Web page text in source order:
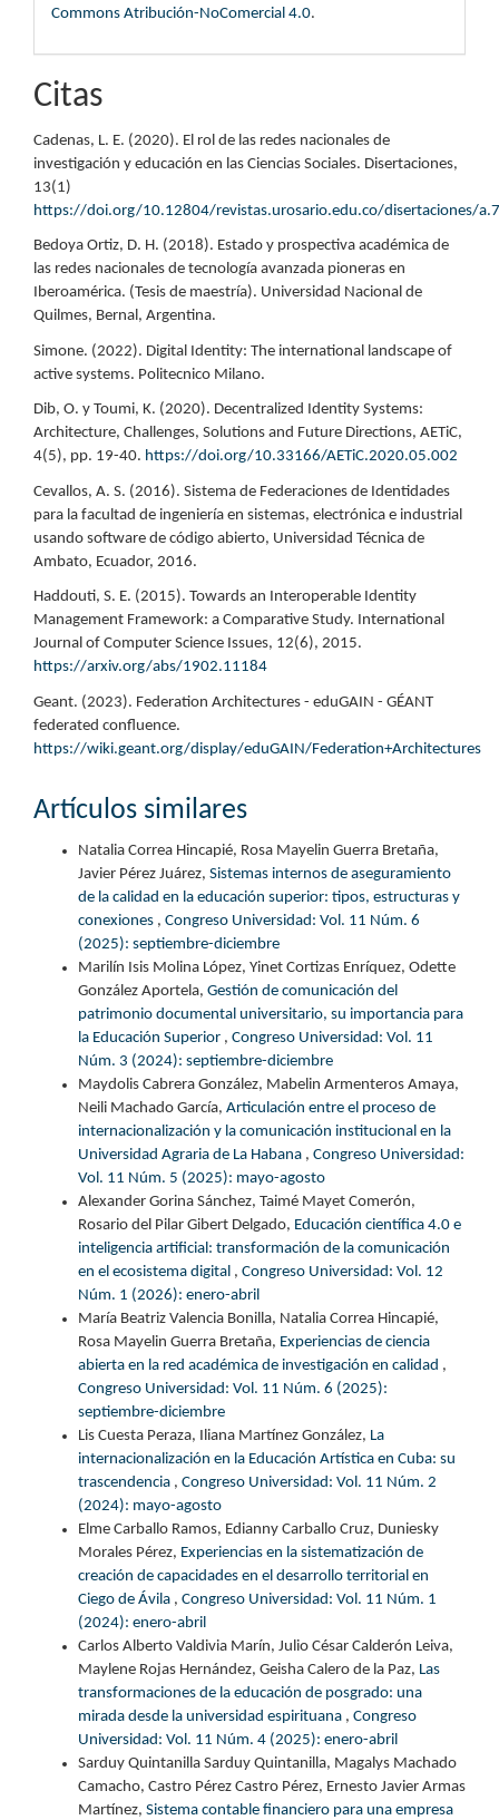
Commons Atribución-NoComercial 4.0.
Citas
Cadenas, L. E. (2020). El rol de las redes nacionales de
investigación y educación en las Ciencias Sociales. Disertaciones,
13(1)
https://doi.org/10.12804/revistas.urosario.edu.co/disertaciones/
Bedoya Ortiz, D. H. (2018). Estado y prospectiva académica de
las redes nacionales de tecnología avanzada pioneras en
Iberoamérica. (Tesis de maestría). Universidad Nacional de
Quilmes, Bernal, Argentina.
Simone. (2022). Digital Identity: The international landscape of
active systems. Politecnico Milano.
Dib, O. y Toumi, K. (2020). Decentralized Identity Systems:
Architecture, Challenges, Solutions and Future Directions, AETiC,
4(5), pp. 19-40. https://doi.org/10.33166/AETiC.2020.05.002
Cevallos, A. S. (2016). Sistema de Federaciones de Identidades
para la facultad de ingeniería en sistemas, electrónica e industrial
usando software de código abierto, Universidad Técnica de
Ambato, Ecuador, 2016.
Haddouti, S. E. (2015). Towards an Interoperable Identity
Management Framework: a Comparative Study. International
Journal of Computer Science Issues, 12(6), 2015.
https://arxiv.org/abs/1902.11184
Geant. (2023). Federation Architectures - eduGAIN - GÉANT
federated confluence.
https://wiki.geant.org/display/eduGAIN/Federation+Architectures
Artículos similares
Natalia Correa Hincapié, Rosa Mayelin Guerra Bretaña,
Javier Pérez Juárez, Sistemas internos de aseguramiento
de la calidad en la educación superior: tipos, estructuras y
conexiones , Congreso Universidad: Vol. 11 Núm. 6
(2025): septiembre-diciembre
Marilín Isis Molina López, Yinet Cortizas Enríquez, Odette
González Aportela, Gestión de comunicación del
patrimonio documental universitario, su importancia para
la Educación Superior , Congreso Universidad: Vol. 11
Núm. 3 (2024): septiembre-diciembre
Maydolis Cabrera González, Mabelin Armenteros Amaya,
Neili Machado García, Articulación entre el proceso de
internacionalización y la comunicación institucional en la
Universidad Agraria de La Habana , Congreso Universidad:
Vol. 11 Núm. 5 (2025): mayo-agosto
Alexander Gorina Sánchez, Taimé Mayet Comerón,
Rosario del Pilar Gibert Delgado, Educación científica 4.0 e
inteligencia artificial: transformación de la comunicación
en el ecosistema digital , Congreso Universidad: Vol. 12
Núm. 1 (2026): enero-abril
María Beatriz Valencia Bonilla, Natalia Correa Hincapié,
Rosa Mayelin Guerra Bretaña, Experiencias de ciencia
abierta en la red académica de investigación en calidad ,
Congreso Universidad: Vol. 11 Núm. 6 (2025):
septiembre-diciembre
Lis Cuesta Peraza, Iliana Martínez González, La
internacionalización en la Educación Artística en Cuba: su
trascendencia , Congreso Universidad: Vol. 11 Núm. 2
(2024): mayo-agosto
Elme Carballo Ramos, Edianny Carballo Cruz, Duniesky
Morales Pérez, Experiencias en la sistematización de
creación de capacidades en el desarrollo territorial en
Ciego de Ávila , Congreso Universidad: Vol. 11 Núm. 1
(2024): enero-abril
Carlos Alberto Valdivia Marín, Julio César Calderón Leiva,
Maylene Rojas Hernández, Geisha Calero de la Paz, Las
transformaciones de la educación de posgrado: una
mirada desde la universidad espirituana , Congreso
Universidad: Vol. 11 Núm. 4 (2025): enero-abril
Sarduy Quintanilla Sarduy Quintanilla, Magalys Machado
Camacho, Castro Pérez Castro Pérez, Ernesto Javier Armas
Martínez, Sistema contable financiero para una empresa